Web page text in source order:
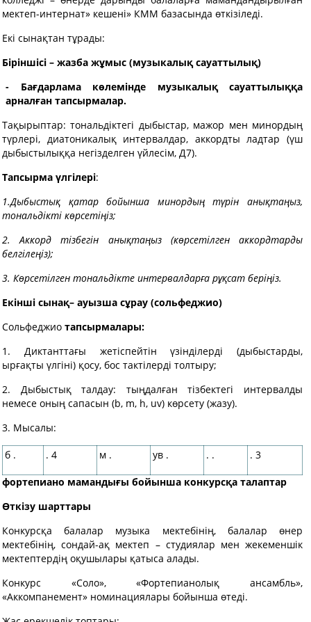
мектеп-интернат» кешені» КММ базасында өткізіледі.
Екі сынақтан тұрады:
Біріншісі – жазба жұмыс (музыкалық сауаттылық)
- Бағдарлама көлемінде музыкалық сауаттылыққа
арналған тапсырмалар.
Тақырыптар: тональдіктегі дыбыстар, мажор мен минордың
түрлері, диатоникалық интервалдар, аккордты ладтар (үш
дыбыстылыққа негізделген үйлесім, Д7).
Тапсырма үлгілері:
1.Дыбыстық қатар бойынша минордың түрін анықтаңыз,
тональдікті көрсетіңіз;
2. Аккорд тізбегін анықтаңыз (көрсетілген аккордтарды
белгілеңіз);
3. Көрсетілген тональдікте интервалдарға рұқсат беріңіз.
Екінші сынақ– ауызша сұрау (сольфеджио)
Сольфеджио тапсырмалары:
1. Диктанттағы жетіспейтін үзінділерді (дыбыстарды,
ырғақты үлгіні) қосу, бос тактілерді толтыру;
2. Дыбыстық талдау: тыңдалған тізбектегі интервалды
немесе оның сапасын (b, m, h, uv) көрсету (жазу).
3. Мысалы:
б . . 4 м . ув . . . . 3
фортепиано мамандығы бойынша конкурсқа талаптар
Өткізу шарттары
Конкурсқа балалар музыка мектебінің, балалар өнер
мектебінің, сондай-ақ мектеп – студиялар мен жекеменшік
мектептердің оқушылары қатыса алады.
Конкурс «Соло», «Фортепианолық ансамбль»,
«Аккомпанемент» номинациялары бойынша өтеді.